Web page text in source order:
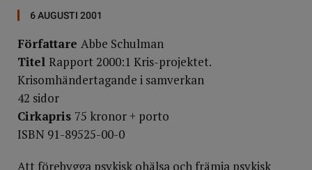
6 AUGUSTI 2001
Författare Abbe Schulman
Titel Rapport 2000:1 Kris-projektet.
Krisomhändertagande i samverkan
42 sidor
Cirkapris 75 kronor + porto
ISBN 91-89525-00-0
Att förebygga psykisk ohälsa och främja psykisk